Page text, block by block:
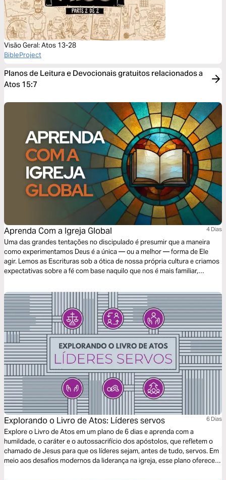
Visão Geral: Atos 13-28
BibleProject
Planos de Leitura e Devocionais gratuitos relacionados a
Atos 15:7
Aprenda Com a Igreja Global 4 Dias
Uma das grandes tentações no discipulado é presumir que a maneira
como experimentamos Deus é a única — ou a melhor — forma de Ele
agir. Lemos as Escrituras sob a ótica de nossa própria cultura e criamos
expectativas sobre a fé com base naquilo que nos é mais familiar,
si. Este plano de quatro dias convida você a praticar o aprendizado
global como parte essencial do discipulado: não aprender sobre a igreja
global como uma curiosidade, mas aprender com a igreja global como
família.
Explorando o Livro de Atos: Líderes servos 6 Dias
Explore o Livro de Atos em um plano de 6 dias e aprenda com a
humildade, o caráter e o autossacrifício dos apóstolos, que refletem o
chamado de Jesus para que os líderes sejam, antes de tudo, servos. Em
meio aos desafios modernos da liderança na igreja, esse plano oferece